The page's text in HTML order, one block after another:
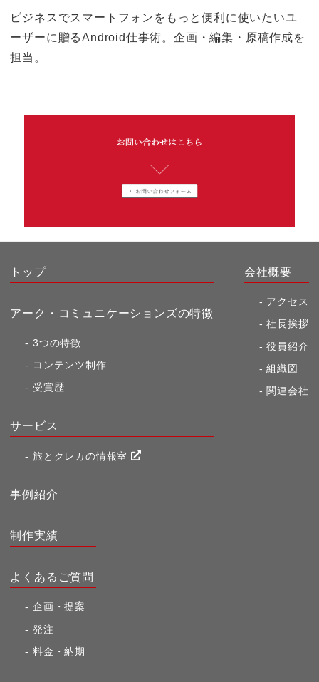
ビジネスでスマートフォンをもっと便利に使いたいユ
ーザーに贈るAndroid仕事術。企画・編集・原稿作成を
担当。
トップ
アーク・コミュニケーションズの特徴
3つの特徴
コンテンツ制作
受賞歴
サービス
旅とクレカの情報室
会社概要
アクセス
社長挨拶
役員紹介
組織図
関連会社
事例紹介
制作実績
よくあるご質問
企画・提案
発注
料金・納期